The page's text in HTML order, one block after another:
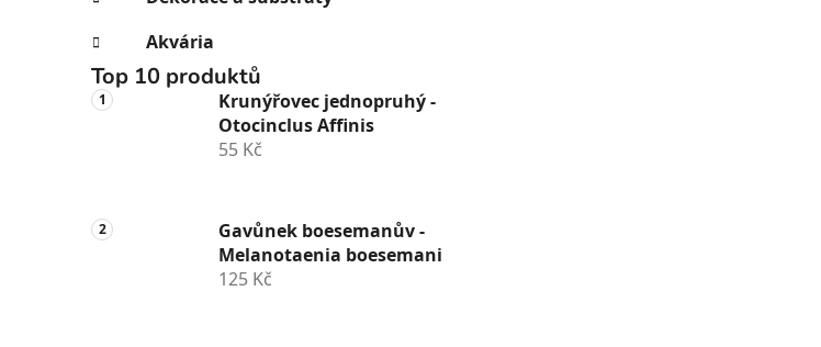
e
l
Akvária
Top 10 produktů
Krunýřovec jednopruhý -
Otocinclus Affinis
55 Kč
Gavůnek boesemanův -
Melanotaenia boesemani
125 Kč